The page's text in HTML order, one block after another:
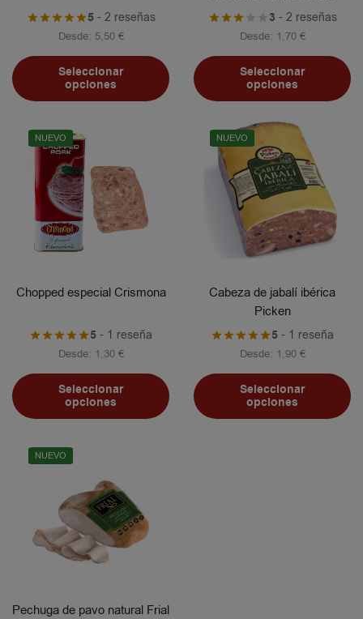
5- 2 reseñas
Desde: 5,50 €
Seleccionar
opciones
3 - 2 reseñas
Desde: 1,70 €
Seleccionar
opciones
NUEVO
Chopped especial Crismona
5 - 1 reseña
Desde: 1,30 €
Seleccionar
opciones
NUEVO
Cabeza de jabalí ibérica
Picken
5 - 1 reseña
Desde: 1,90 €
Seleccionar
opciones
NUEVO
Pechuga de pavo natural Frial